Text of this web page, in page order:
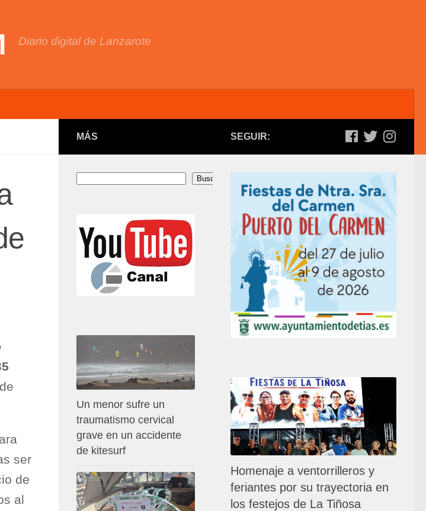
Diario digital de Lanzarote
ser
de
al
SEGUIR:
Homenaje a ventorrilleros y
feriantes por su trayectoria en
los festejos de La Tiñosa
MÁS
Buscar
Un menor sufre un
traumatismo cervical
grave en un accidente
de kitesurf